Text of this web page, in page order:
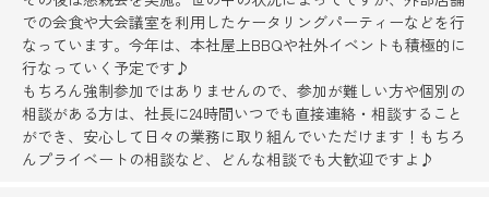
での会食や大会議室を利用したケータリングパーティーなどを行
なっています。今年は、本社屋上BBQや社外イベントも積極的に
行なっていく予定です♪
もちろん強制参加ではありませんので、参加が難しい方や個別の
相談がある方は、社長に24時間いつでも直接連絡・相談すること
ができ、安心して日々の業務に取り組んでいただけます！もちろ
んプライベートの相談など、どんな相談でも大歓迎ですよ♪